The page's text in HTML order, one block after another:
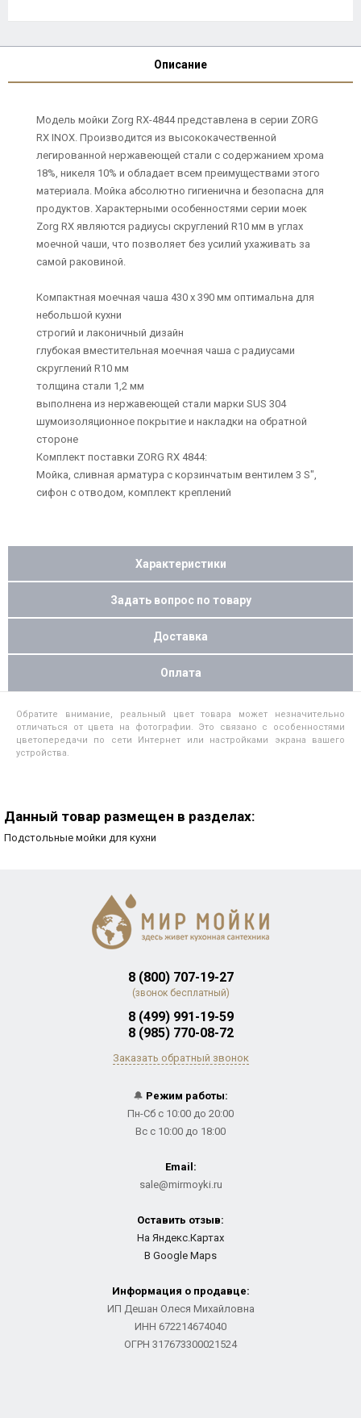
Описание
Модель мойки Zorg RX-4844 представлена в серии ZORG
RX INOX. Производится из высококачественной
легированной нержавеющей стали с содержанием хрома
18%, никеля 10% и обладает всем преимуществами этого
материала. Мойка абсолютно гигиенична и безопасна для
продуктов. Характерными особенностями серии моек
Zorg RX являются радиусы скруглений R10 мм в углах
моечной чаши, что позволяет без усилий ухаживать за
самой раковиной.
Компактная моечная чаша 430 х 390 мм оптимальна для
небольшой кухни
строгий и лаконичный дизайн
глубокая вместительная моечная чаша с радиусами
скруглений R10 мм
толщина стали 1,2 мм
выполнена из нержавеющей стали марки SUS 304
шумоизоляционное покрытие и накладки на обратной
стороне
Комплект поставки ZORG RX 4844:
Мойка, сливная арматура с корзинчатым вентилем 3 Ѕ",
сифон с отводом, комплект креплений
Характеристики
Задать вопрос по товару
Доставка
Оплата
Обратите внимание, реальный цвет товара может незначительно
отличаться от цвета на фотографии. Это связано с особенностями
цветопередачи по сети Интернет или настройками экрана вашего
устройства.
Данный товар размещен в разделах:
Подстольные мойки для кухни
8 (800) 707-19-27
(звонок бесплатный)
8 (499) 991-19-59
8 (985) 770-08-72
Заказать обратный звонок
🔔 Режим работы:
Пн-Сб с 10:00 до 20:00
Вс с 10:00 до 18:00
Email:
sale@mirmoyki.ru
Оставить отзыв:
На Яндекс.Картах
В Google Maps
Информация о продавце:
ИП Дешан Олеся Михайловна
ИНН 672214674040
ОГРН 317673300021524